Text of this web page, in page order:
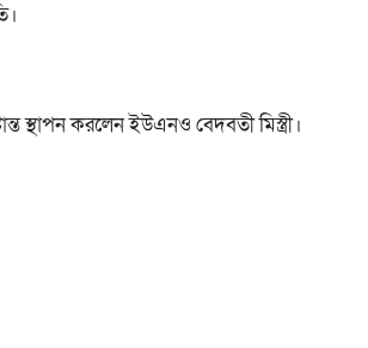
স্থাপন করলেন ইউএনও বেদবতী মিস্ত্রী।